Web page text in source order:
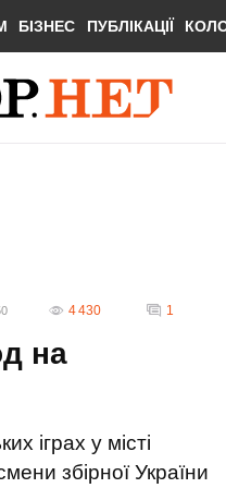
БІЗНЕС ПУБЛІКАЦІЇ
4 430 1
на
іграх у місті
збірної України